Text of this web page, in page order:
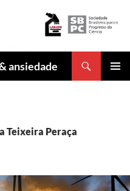
ansiedade
Teixeira Peraça